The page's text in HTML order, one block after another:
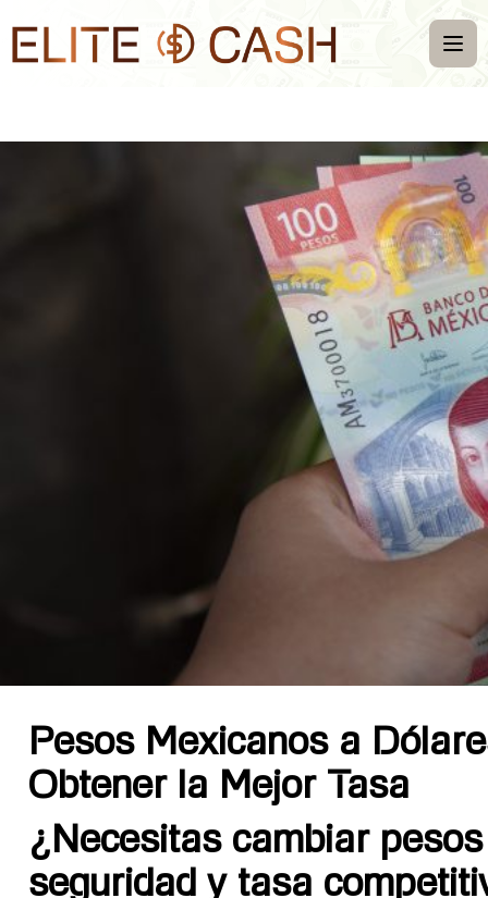
Pesos Mexicanos a
Obtener la Mejor Tasa
¿Necesitas cambiar
seguridad y tasa